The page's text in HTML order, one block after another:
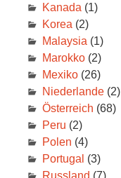
Kanada (1)
Korea (2)
Malaysia (1)
Marokko(2)
Mexiko(26)
Niederlande(2)
Österreich (68)
Peru (2)
Polen (4)
Portugal (3)
Russland (7)